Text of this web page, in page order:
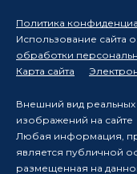
Политика
Использование сайта
обработки
Карта сайта
Внешний вид реальных
изображений на сайте
Любая информация,
является публичной
размещенная на